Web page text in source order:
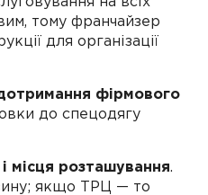
тому франчайзер
для організації
фірмового
до спецодягу
місця розташування.
якщо ТРЦ — то